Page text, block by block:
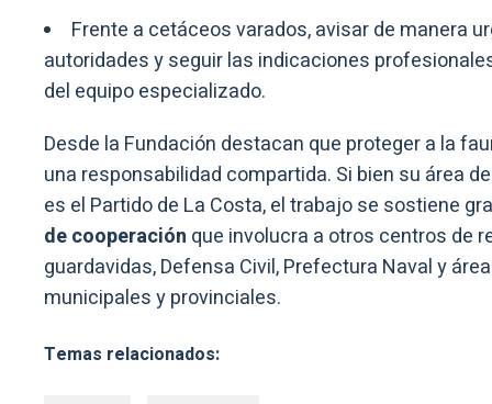
Frente a cetáceos varados, avisar de manera
autoridades y seguir las indicaciones
del equipo especializado.
Desde la Fundación destacan que proteger a la
una responsabilidad compartida. Si bien su área
es el Partido de La Costa, el trabajo se sostiene
de cooperación que involucra a otros centros de
guardavidas, Defensa Civil, Prefectura Naval y
municipales y provinciales.
Temas relacionados: